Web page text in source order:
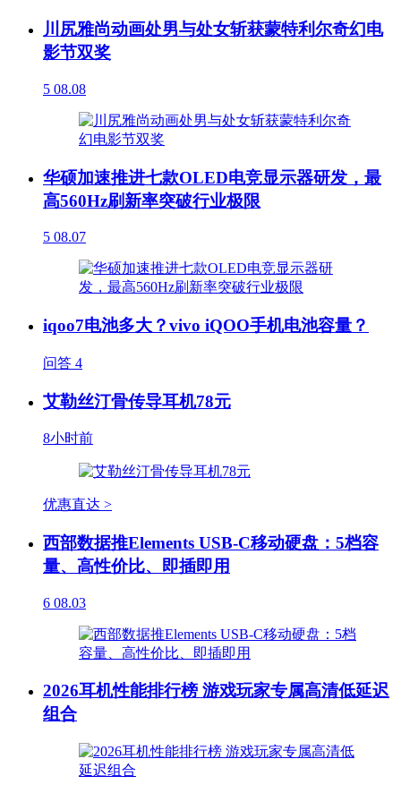
川尻雅尚动画处男与处女斩获蒙特利尔奇幻电
影节双奖
5 08.08
华硕加速推进七款OLED电竞显示器研发，最
高560Hz刷新率突破行业极限
5 08.07
iqoo7电池多大？vivo iQOO手机电池容量？
问答 4
艾勒丝汀骨传导耳机78元
8小时前
优惠直达 >
西部数据推Elements USB-C移动硬盘：5档容
量、高性价比、即插即用
6 08.03
2026耳机性能排行榜 游戏玩家专属高清低延迟
组合